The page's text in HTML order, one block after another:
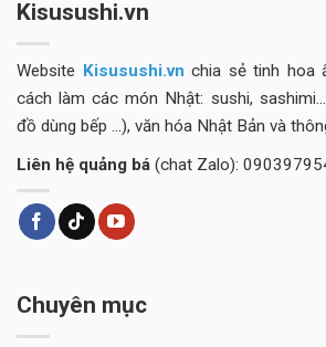
Kisusushi.vn
Website Kisusushi.vn chia sẻ tinh hoa
cách làm các món Nhật: sushi,
đồ dùng bếp ...), văn hóa Nhật Bản và
Liên hệ quảng bá (chat Zalo):
Chuyên mục